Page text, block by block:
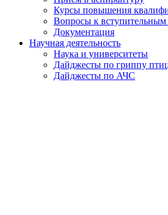
Курсы повышения
Вопросы к вступительным
Документация
Научная деятельность
Наука и университеты
Дайджесты по гриппу
Дайджесты по АЧС